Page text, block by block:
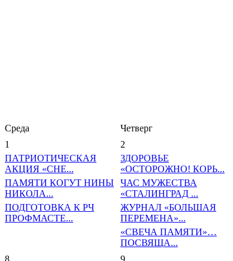
Среда Четверг
1
ПАТРИОТИЧЕСКАЯ
АКЦИЯ «СНЕ...
ПАМЯТИ КОГУТ НИНЫ
НИКОЛА...
ПОДГОТОВКА К РЧ
ПРОФМАСТЕ...
2
ЗДОРОВЬЕ
«ОСТОРОЖНО! КОРЬ...
ЧАС МУЖЕСТВА
«СТАЛИНГРАД ...
ЖУРНАЛ «БОЛЬШАЯ
ПЕРЕМЕНА»...
«СВЕЧА ПАМЯТИ»…
ПОСВЯЩА...